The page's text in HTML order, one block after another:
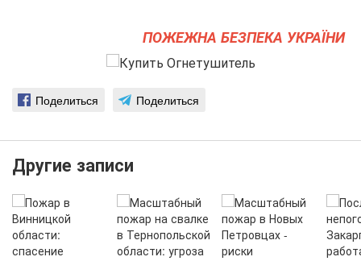
ПОЖЕЖНА БЕЗПЕКА УКРАЇНИ
Поделиться Поделиться
Другие записи